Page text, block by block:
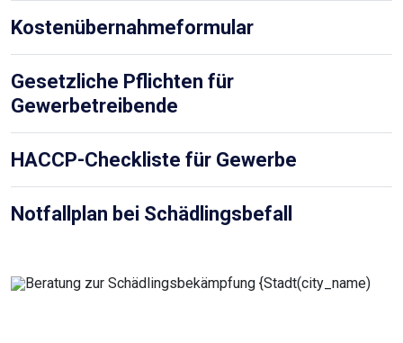
Kostenübernahmeformular
Gesetzliche Pflichten für
Gewerbetreibende
HACCP-Checkliste für Gewerbe
Notfallplan bei Schädlingsbefall